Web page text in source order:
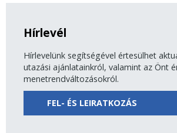
Hírlevél
Hírlevelünk segítségével értesülhet
utazási ajánlatainkról, valamint az Önt
menetrendváltozásokról.
FEL- ÉS LEIRATKOZÁS